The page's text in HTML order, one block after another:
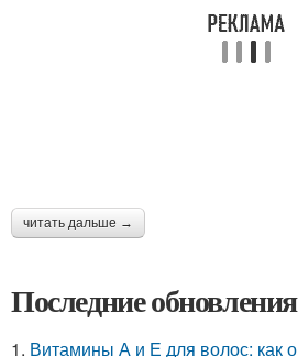
читать дальше →
Последние
1. Витамины А и Е для волос: как